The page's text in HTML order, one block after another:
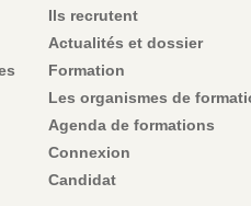
Ils recrutent
Actualités et dossier
Formation
Les organismes de
Agenda de formations
Connexion
Candidat